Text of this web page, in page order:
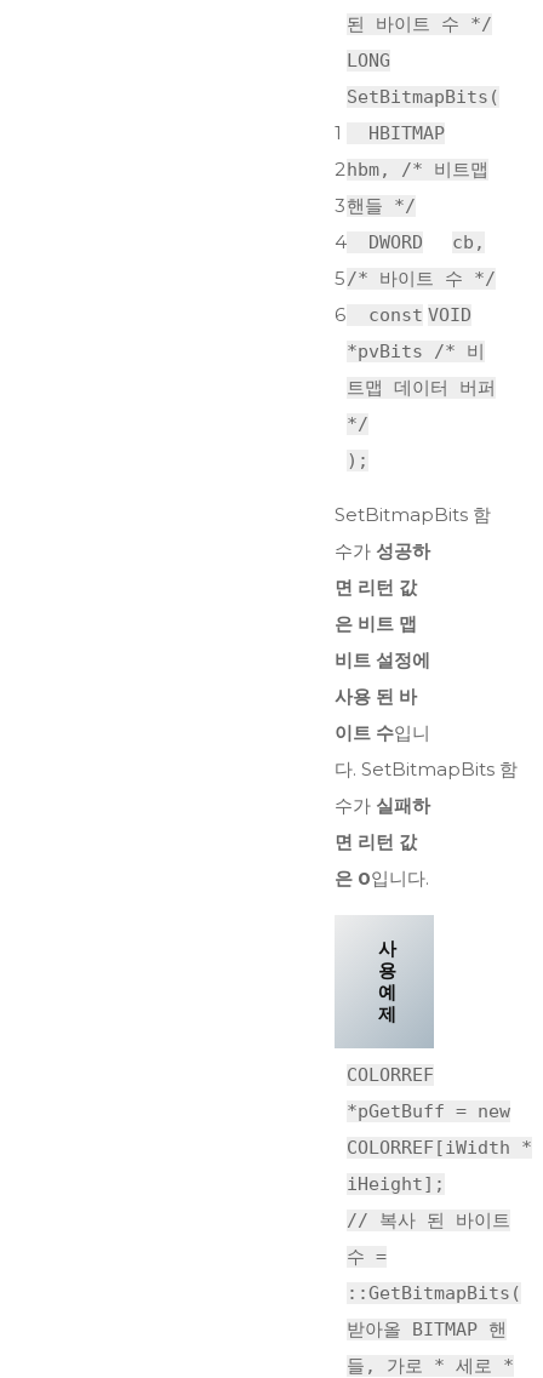
1
2
3
4
5
6
된 바이트 수 */
LONG
SetBitmapBits(
HBITMAP
hbm, /* 비트맵
핸들 */
DWORD
cb,
/* 바이트 수 */
const VOID
*pvBits /* 비
트맵 데이터 버퍼
*/
);
SetBitmapBits 함
수가 성공하
면 리턴 값
은 비트 맵
비트 설정에
사용 된 바
이트 수입니
다. SetBitmapBits 함
수가 실패하
면 리턴 값
은 0입니다.
사
용
예
제
COLORREF
*pGetBuff = new
COLORREF [iWidth *
iHeight];
// 복사 된 바이트
수 =
::GetBitmapBits(
받아올 BITMAP 핸
들, 가로 * 세로 *